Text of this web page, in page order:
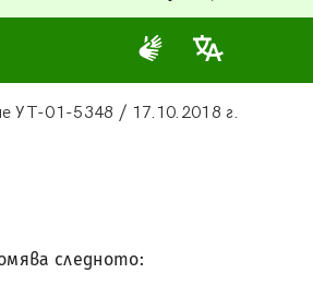
УТ-01-5348 / 17.10.2018 г.
следното: